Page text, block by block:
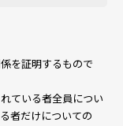
を証明するもので
ている者全員につい
者だけについての